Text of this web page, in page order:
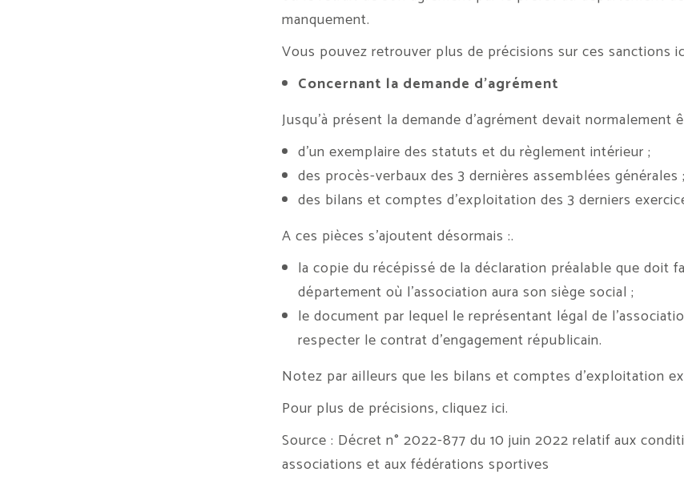
manquement.
Vous pouvez retrouver plus de précisions sur ces sanctions
Concernant la demande d’agrément
Jusqu’à présent la demande d’agrément devait normalement
d’un exemplaire des statuts et du règlement intérieur ;
des procès-verbaux des 3 dernières assemblées générales ;
des bilans et comptes d’exploitation des 3 derniers
A ces pièces s’ajoutent désormais :.
la copie du récépissé de la déclaration préalable que doit
département où l’association aura son siège social ;
le document par lequel le représentant légal de
respecter le contrat d’engagement républicain.
Notez par ailleurs que les bilans et comptes d’exploitation
Pour plus de précisions, cliquez ici.
Source : Décret n° 2022-877 du 10 juin 2022 relatif aux
associations et aux fédérations sportives